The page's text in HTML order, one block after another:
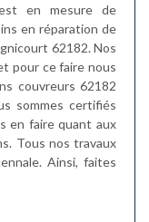
en mesure de
en réparation de
62182. Nos
pour ce faire nous
couvreurs 62182
sommes certifiés
en faire quant aux
Tous nos travaux
Ainsi, faites